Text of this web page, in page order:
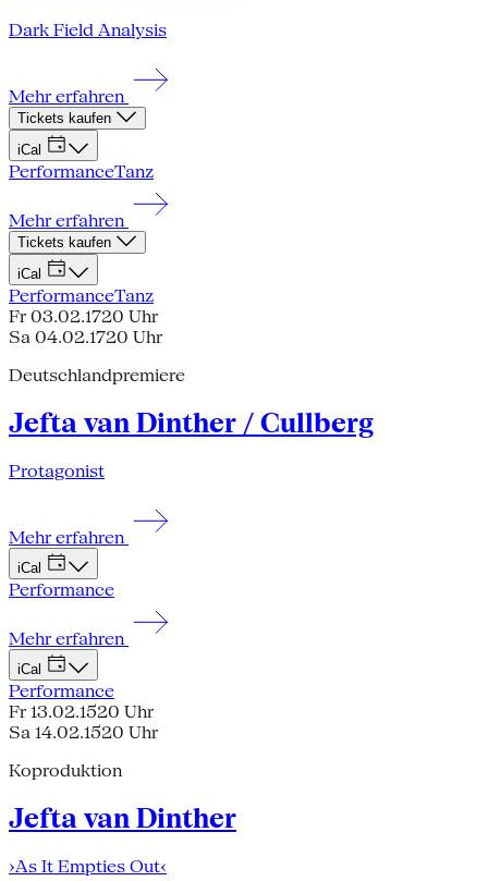
Dark Field Analysis
Mehr erfahren
Tickets kaufen
iCal
PerformanceTanz
Mehr erfahren
Tickets kaufen
iCal
PerformanceTanz
Fr 03.02.1720 Uhr
Sa 04.02.1720 Uhr
Deutschlandpremiere
Jefta van Dinther / Cullberg
Protagonist
Mehr erfahren
iCal
Performance
Mehr erfahren
iCal
Performance
Fr 13.02.1520 Uhr
Sa 14.02.1520 Uhr
Koproduktion
Jefta van Dinther
›As It Empties Out‹